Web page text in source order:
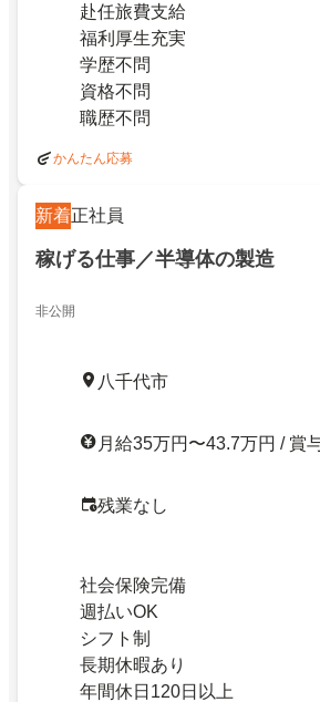
赴任旅費支給
福利厚生充実
学歴不問
資格不問
職歴不問
かんたん応募
新着正社員
稼げる仕事／半導体の製造
非公開
八千代市
月給35万円〜43.7万円 / 賞
残業なし
社会保険完備
週払いOK
シフト制
長期休暇あり
年間休日120日以上